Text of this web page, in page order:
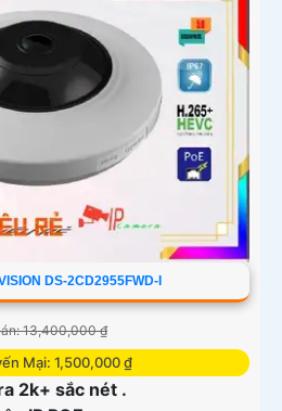
DS-2CD2955FWD-I
13,400,000 ₫
Mại: 1,500,000 ₫
2k+ sắc nét .